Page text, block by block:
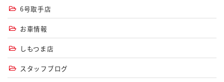
6号取手店
お車情報
しもつま店
スタッフブログ